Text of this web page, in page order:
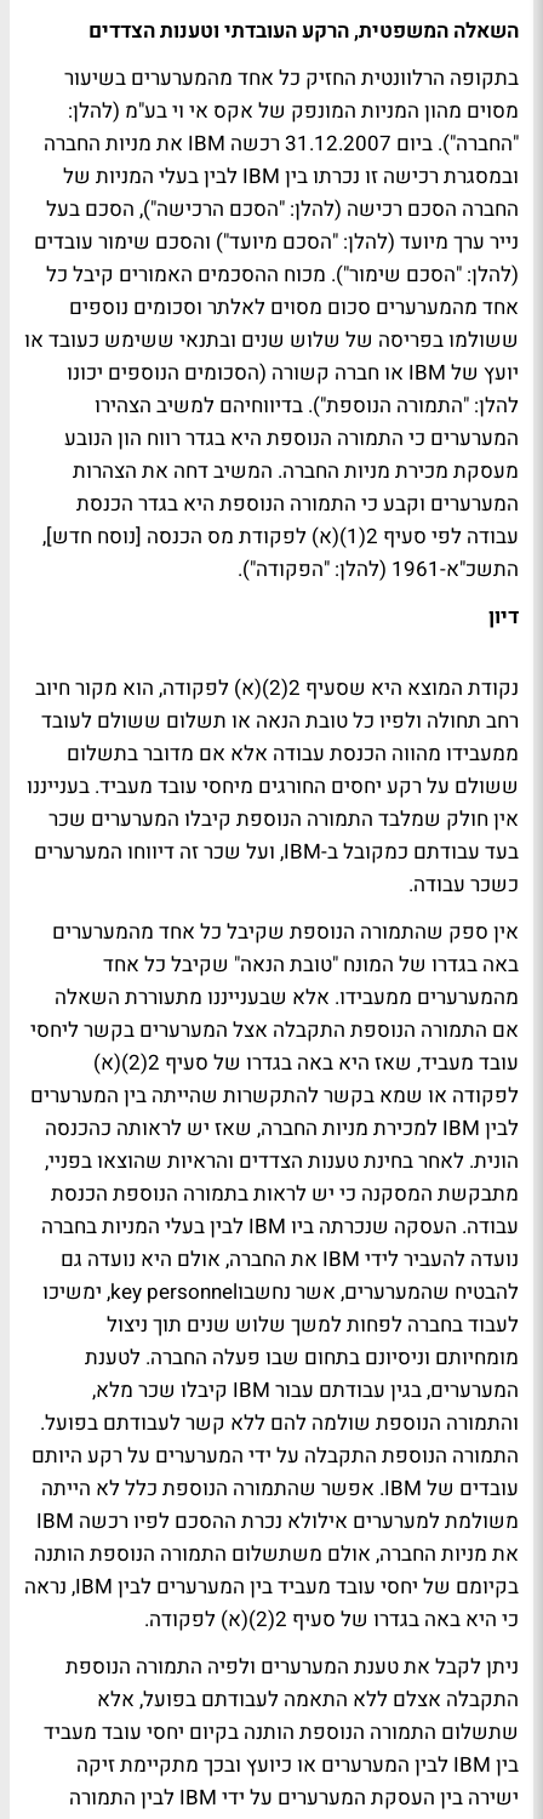
השאלה המשפטית, הרקע העובדתי וטענות הצדדים
בתקופה הרלוונטית החזיק כל אחד מהמערערים בשיעור
מסוים מהון המניות המונפק של אקס אי וי בע"מ (להלן:
"החברה"). ביום 31.12.2007 רכשה
IBM את מניות החברה
ובמסגרת רכישה זו נכרתו בין IBM לבין בעלי המניות של
החברה הסכם רכישה (להלן: "הסכם הרכישה"), הסכם בעל
נייר ערך מיועד (להלן: "הסכם מיועד") והסכם שימור עובדים
(להלן: "הסכם שימור"). מכוח ההסכמים האמורים קיבל כל
אחד מהמערערים סכום מסוים לאלתר וסכומים נוספים
ששולמו בפריסה של שלוש שנים ובתנאי ששימש כעובד או
יועץ של IBM או חברה קשורה (הסכומים הנוספים יכונו
להלן: "התמורה הנוספת"). בדיווחיהם למשיב הצהירו
המערערים כי התמורה הנוספת היא בגדר רווח הון הנובע
מעסקת מכירת מניות החברה. המשיב דחה את הצהרות
המערערים וקבע כי התמורה הנוספת היא בגדר הכנסת
עבודה לפי סעיף 2(1)(א) לפקודת מס הכנסה [נוסח חדש],
התשכ"א-1961 (להלן: "הפקודה").
דיון
נקודת המוצא היא שסעיף 2(2)(א) לפקודה, הוא מקור חיוב
רחב תחולה ולפיו כל טובת הנאה או תשלום ששולם לעובד
ממעבידו מהווה הכנסת עבודה אלא אם מדובר בתשלום
ששולם על רקע יחסים החורגים מיחסי עובד מעביד. בענייננו
אין חולק שמלבד התמורה הנוספת קיבלו המערערים שכר
בעד עבודתם כמקובל ב-IBM, ועל שכר זה דיווחו המערערים
כשכר עבודה.
אין ספק שהתמורה הנוספת שקיבל כל אחד מהמערערים
באה בגדרו של המונח "טובת הנאה" שקיבל כל אחד
מהמערערים ממעבידו. אלא שבענייננו מתעוררת השאלה
אם התמורה הנוספת התקבלה אצל המערערים בקשר ליחסי
עובד מעביד, שאז היא באה בגדרו של סעיף 2(2)(א)
לפקודה או שמא בקשר להתקשרות שהייתה בין המערערים
לבין IBM למכירת מניות החברה, שאז יש לראותה כהכנסה
הונית. לאחר בחינת טענות הצדדים והראיות שהוצאו בפניי,
מתבקשת המסקנה כי יש לראות בתמורה הנוספת הכנסת
עבודה. העסקה שנכרתה ביו IBM לבין בעלי המניות בחברה
נועדה להעביר לידי IBM את החברה, אולם היא נועדה גם
להבטיח שהמערערים, אשר נחשבוkey personnel, ימשיכו
לעבוד בחברה לפחות למשך שלוש שנים תוך ניצול
מומחיותם וניסיונם בתחום שבו פעלה החברה. לטענת
המערערים, בגין עבודתם עבור IBM קיבלו שכר מלא,
והתמורה הנוספת שולמה להם ללא קשר לעבודתם בפועל.
התמורה הנוספת התקבלה על ידי המערערים על רקע היותם
עובדים של IBM. אפשר שהתמורה הנוספת כלל לא הייתה
משולמת למערערים אילולא נכרת ההסכם לפיו רכשה IBM
את מניות החברה, אולם משתשלום התמורה הנוספת הותנה
בקיומם של יחסי עובד מעביד בין המערערים לבין IBM, נראה
כי היא באה בגדרו של סעיף 2(2)(א) לפקודה.
ניתן לקבל את טענת המערערים ולפיה התמורה הנוספת
התקבלה אצלם ללא התאמה לעבודתם בפועל, אלא
שתשלום התמורה הנוספת הותנה בקיום יחסי עובד מעביד
בין IBM לבין המערערים או כיועץ ובכך מתקיימת זיקה
ישירה בין העסקת המערערים על ידי IBM לבין התמורה